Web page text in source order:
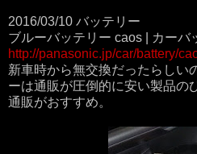
2016/03/10 バッテリー
ブルーバッテリー caos | カーバ
http://panasonic.jp/car/battery/
新車時から無交換だったらしい
ーは通販が圧倒的に安い製品の
通販がおすすめ。